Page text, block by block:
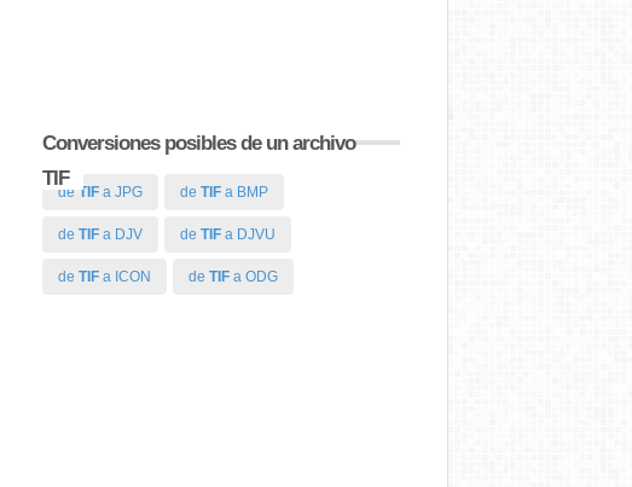
Conversiones posibles de un archivo
TIF
de TIF a JPG de TIF a BMP
de TIF a DJV de TIF a DJVU
de TIF a ICON de TIF a ODG